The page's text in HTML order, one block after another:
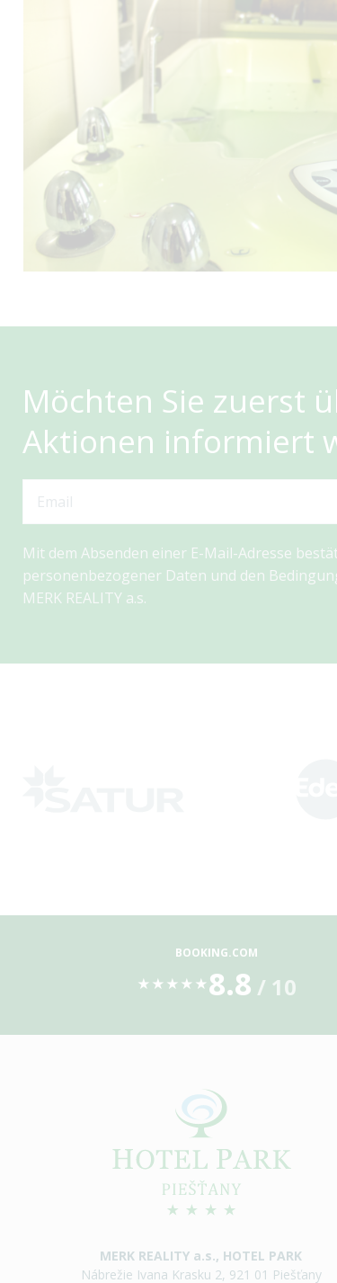
Möchten Sie zuerst
Aktionen informiert
Mit dem Absenden einer E-Mail-Adresse
personenbezogener Daten und den
MERK REALITY a.s.
BOOKING.COM
★ ★ ★ ★ ★ 8.8 / 10
MERK REALITY a.s., HOTEL PARK
Nábrežie Ivana Krasku 2, 921 01 Piešťany